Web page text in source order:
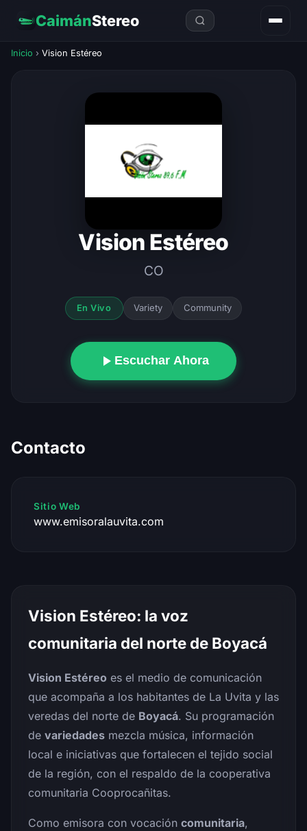
CaimánStereo
Inicio › Vision Estéreo
Vision Estéreo
CO
En Vivo Variety Community
Escuchar Ahora
Contacto
Sitio Web
www.emisoralauvita.com
Vision Estéreo: la voz
comunitaria del norte de Boyacá
Vision Estéreo es el medio de comunicación
que acompaña a los habitantes de La Uvita y las
veredas del norte de Boyacá. Su programación
de variedades mezcla música, información
local e iniciativas que fortalecen el tejido social
de la región, con el respaldo de la cooperativa
comunitaria Cooprocañitas.
Como emisora con vocación comunitaria,